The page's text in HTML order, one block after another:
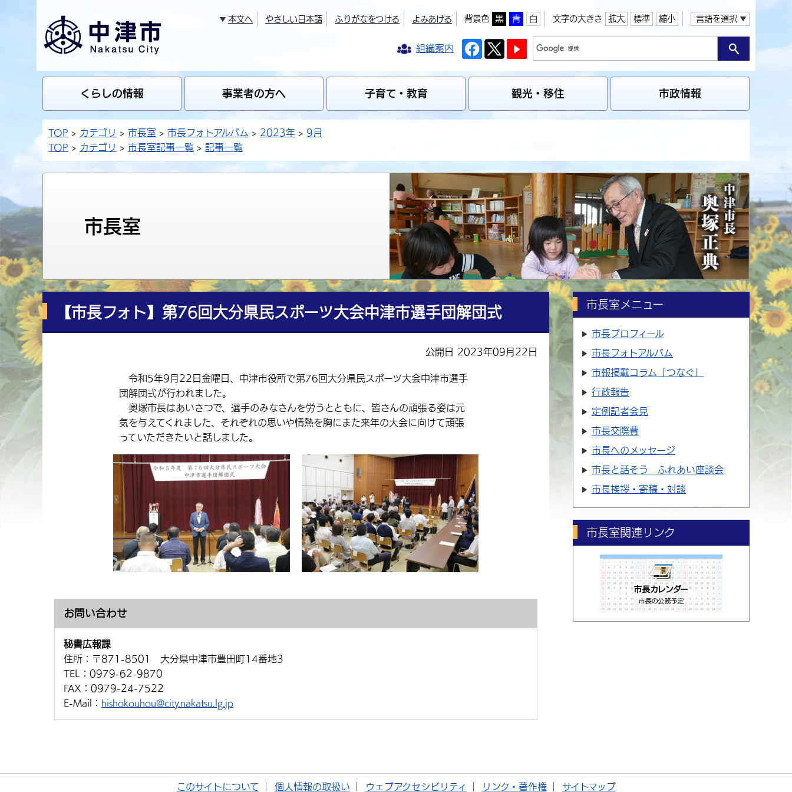
本文へ やさしい日本語 ふりがなをつける よみあげる 背景色 黒 青 白 文字の大きさ 拡大 標準 縮小 言語を選択
組織案内
くらしの情報 事業者の方へ 子育て・教育 観光・移住 市政情報
TOP カテゴリ 市長室 市長フォトアルバム 2023年
9月
TOP
カテゴリ 市長室記事一覧 記事一覧
市長室
【市長フォト】第76回大分県民スポーツ大会中津市選手団解団式
公開日 2023年09月22日
令和5年9月22日金曜日、中津市役所で第76回大分県民スポーツ大会中津市選手
団解団式が行われました。
奥塚市長はあいさつで、選手のみなさんを労うとともに、皆さんの頑張る姿は元
気を与えてくれました、それぞれの思いや情熱を胸にまた来年の大会に向けて頑張
っていただきたいと話しました。
お問い合わせ
秘書広報課
住所： 〒871-8501 大分県中津市豊田町14番地3
TEL： 0979-62-9870
FAX： 0979-24-7522
E-Mail： hishokouhou@city.nakatsu.lg.jp
市長室メニュー
市長プロフィール
市長フォトアルバム
市報掲載コラム「つなぐ」
行政報告
定例記者会見
市長交際費
市長へのメッセージ
市長と話そう ふれあい座談会
市長挨拶・寄稿・対談
市長室関連リンク
このサイトについて 個人情報の取扱い ウェブアクセシビリティ リンク・著作権 サイトマップ